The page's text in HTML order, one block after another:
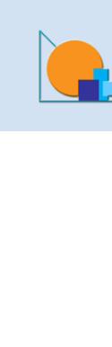
-